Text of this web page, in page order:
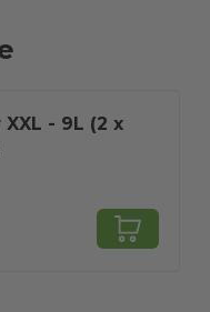
- 9L (2 x